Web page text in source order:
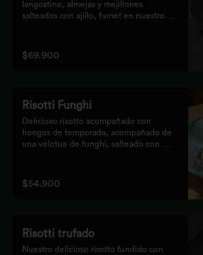
langostino, almejas y mejillones
salteados con ajillo, fumet en nuestro
$69.900
Risotti Funghi
Delicioso risotto acompañado con
hongos de temporada, acompañado de
una velotue de funghi, salteado con
$54.900
Risotti trufado
Nuestro delicioso risotto fundido con